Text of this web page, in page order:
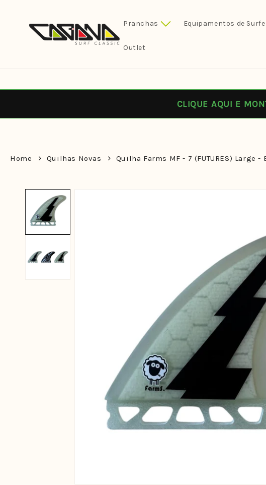
Pranchas Equipamentos de Surfe
Outlet
CLIQUE AQUI E
Home Quilhas Novas Quilha Farms MF - 7 (FUTURES) Large -